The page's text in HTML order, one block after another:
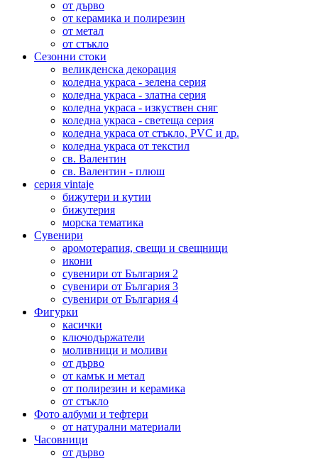
от дърво
от керамика и полирезин
от метал
от стъкло
Сезонни стоки
великденска декорация
коледна украса - зелена серия
коледна украса - златна серия
коледна украса - изкуствен сняг
коледна украса - светеща серия
коледна украса от стъкло, PVC и др.
коледна украса от текстил
св. Валентин
св. Валентин - плюш
серия vintaje
бижутери и кутии
бижутерия
морска тематика
Сувенири
аромотерапия, свещи и свещници
икони
сувенири от България 2
сувенири от България 3
сувенири от България 4
Фигурки
касички
ключодържатели
моливници и моливи
от дърво
от камък и метал
от полирезин и керамика
от стъкло
Фото албуми и тефтери
от натурални материали
Часовници
от дърво